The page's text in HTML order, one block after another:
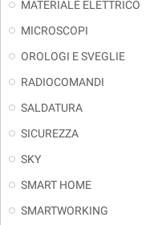
MATERIALE ELETTRICO
MICROSCOPI
OROLOGI E SVEGLIE
RADIOCOMANDI
SALDATURA
SICUREZZA
SKY
SMART HOME
SMARTWORKING